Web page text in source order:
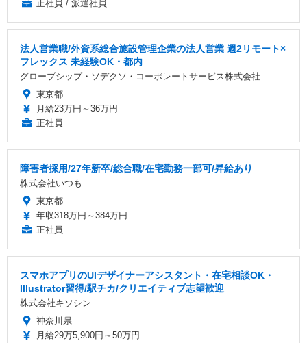
正社員 / 派遣社員
法人営業職/外資系総合施設管理企業の法人営業 週2リモート×
フレックス 未経験OK・都内
グローブシップ・ソデクソ・コーポレートサービス株式会社
東京都
月給23万円～36万円
正社員
障害者採用/27年新卒/総合職/在宅勤務一部可/昇給あり
株式会社いつも
東京都
年収318万円～384万円
正社員
スマホアプリのUIデザイナーアシスタント・在宅相談OK・
Illustrator習得/駅チカ/クリエイティブ志望歓迎
株式会社キソシン
神奈川県
月給29万5,900円～50万円